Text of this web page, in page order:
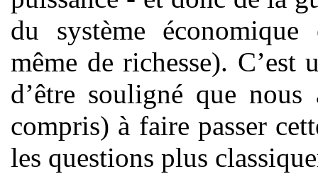
du système
même de richesse).
d’être souligné que
compris) à faire passer
les questions plus